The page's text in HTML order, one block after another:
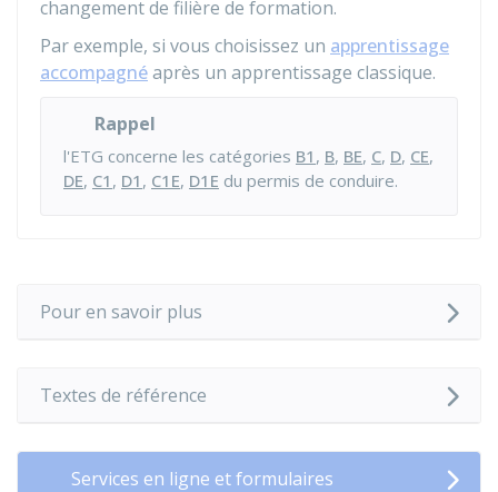
changement de filière de formation.
Par exemple, si vous choisissez un apprentissage
accompagnéaprès un apprentissage classique.
Rappel
l'ETG concerne les catégories B1 , B, BE, C, D, CE,
DE, C1 , D1 , C1E, D1E du permis de conduire.
Pour en savoir plus
Textes de référence
Services en ligne et formulaires